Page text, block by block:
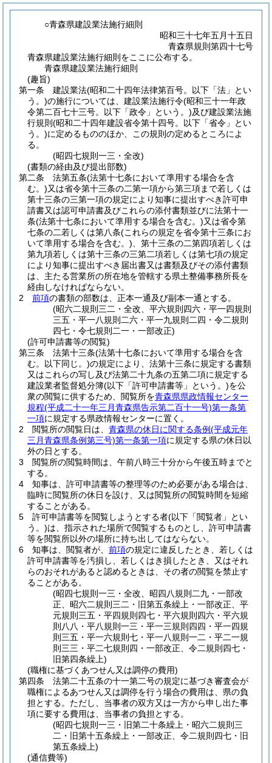
○青森県建設業法施行細則
昭和三十七年五月十五日
青森県規則第四十七号
青森県建設業法施行細則をここに公布する。
青森県建設業法施行細則
(趣旨)
第一条
建設業法(昭和二十四年法律第百号。以下「法」とい
う。)の施行については、建設業法施行令(昭和三十一年政
令第二百七十三号。以下「政令」という。)及び建設業法施
行規則 (昭和二十四年建設省令第十四号。以下「省令」とい
う。)に定めるもののほか、この規則の定めるところによ
る。
(昭四七規則一三・全改)
(書類の経由及び提出部数)
第二条
法第五条(法第十七条において準用する場合を含
む。)又は省令第十三条の二第一項から第三項まで若しくは
第十三条の三第一項の規定により知事に提出すべき許可申
請書又は認可申請書及びこれらの添付書類並びに法第十一
条(法第十七条において準用する場合を含む。)又は省令第
七条の二若しくは第八条(これらの規定を省令第十三条にお
いて準用する場合を含む。) 、第十三条の二第四項若しくは
第九項若しくは第十三条の三第二項若しくは第七項の規定
により知事に提出すべき届出書又は書類及びその添付書類
は、主たる営業所の所在地を管轄する県土整備事務所長を
経由しなければならない。
2
前項の書類の部数は、正本一通及び副本一通とする。
(昭六二規則三二・全改、平六規則四六・平一四規則
三五・平一八規則二六・平一九規則二四・令二規則
四七・令七規則二一・一部改正)
(許可申請書等の閲覧)
第三条
法第十三条(法第十七条において準用する場合を含
む。以下同じ。)の規定により、法第十三条に規定する書類
又はこれらの写し及び法第二十九条の五第二項に規定する
建設業者監督処分簿(以下「許可申請書等」という。)を公
衆の閲覧に供するため、閲覧所を青森県県政情報センター
規程(平成二十一年三月青森県告示第二百十一号)第一条第
一項に規定する県政情報センターに置く。
2
閲覧所の閲覧日は、 青森県の休日に関する条例(平成元年
三月青森県条例第三号)第一条第一項に規定する県の休日以
外の日とする。
3
閲覧所の閲覧時間は、午前八時三十分から午後五時までと
する。
4
知事は、許可申請書等の整理等のため必要がある場合は、
臨時に閲覧所の休日を設け、又は閲覧所の閲覧時間を短縮
することがある。
5
許可申請書等を閲覧しようとする者(以下「閲覧者」とい
う。)は、指示された場所で閲覧するものとし、許可申請書
等を閲覧所以外の場所に持ち出してはならない。
6
知事は、閲覧者が、 前項の規定に違反したとき、若しくは
許可申請書等を汚損し、若しくはき損したとき、又はそれ
らのおそれがあると認めるときは、その者の閲覧を禁止す
ることがある。
(昭四七規則一三・全改、昭四八規則二九・一部改
正、昭六二規則三二・旧第五条繰上・一部改正、平
元規則三五・平四規則四七・平六規則四六・平六規
則八八・平八規則一三・平一三規則四四・平一四規
則三五・平一六規則七・平一八規則一二・平二一規
則三三・平二七規則四・一部改正、令二規則四七・
旧第四条繰上)
(職権に基づくあつせん又は調停の費用)
第四条
法第二十五条の十一第二号の規定に基づき審査会が
職権によるあつせん又は調停を行う場合の費用は、県の負
担とする。 ただし、当事者の双方又は一方から申し出た事
項に要する費用は、当事者の負担とする。
(昭四七規則一三・旧第二十条繰上・昭六二規則三
二・旧第十五条繰上・一部改正、令二規則四七・旧
第五条繰上)
(通信費等)